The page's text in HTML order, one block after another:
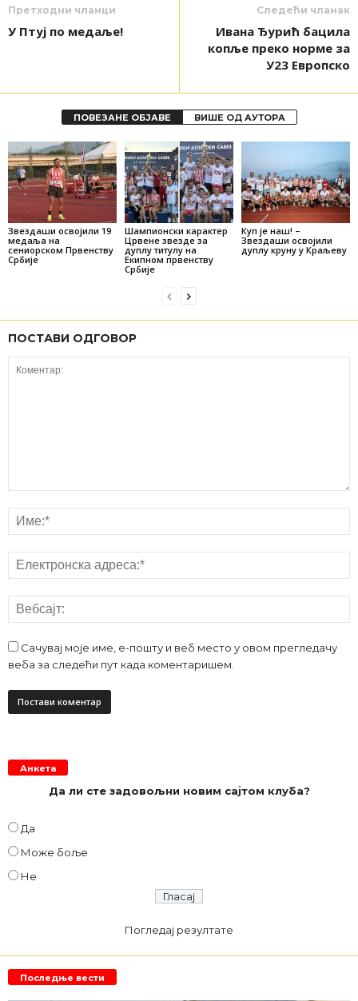
Претходни чланци
У Птуј по медаље!
Следећи чланак
Ивана Ђурић бацила
копље преко норме за
У23 Европско
ПОВЕЗАНЕ ОБЈАВЕ ВИШЕ ОД АУТОРА
Звездаши освојили 19
медаља на
сениорском Првенству
Србије
Шампионски карактер
Црвене звезде за
дуплу титулу на
Екипном првенству
Србије
Куп је наш! –
Звездаши освојили
дуплу круну у Краљеву
ПОСТАВИ ОДГОВОР
Сачувај моје име, е-пошту и веб место у овом прегледачу
веба за следећи пут када коментаришем.
Анкета
Да ли сте задовољни новим сајтом клуба?
Да
Може боље
Не
Погледај резултате
Последње вести